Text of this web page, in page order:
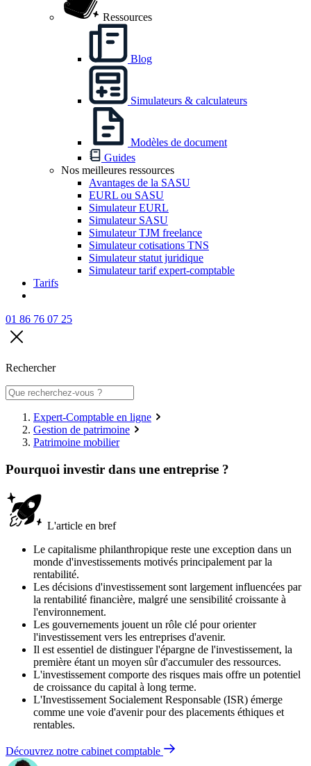
Ressources
Blog
Simulateurs & calculateurs
Modèles de document
Guides
Nos meilleures ressources
Avantages de la SASU
EURL ou SASU
Simulateur EURL
Simulateur SASU
Simulateur TJM freelance
Simulateur cotisations TNS
Simulateur statut juridique
Simulateur tarif expert-comptable
Tarifs
01 86 76 07 25
Rechercher
Expert-Comptable en ligne
Gestion de patrimoine
Patrimoine mobilier
Pourquoi investir dans une entreprise ?
L'article en bref
Le capitalisme philanthropique reste une exception dans un
monde d'investissements motivés principalement par la
rentabilité.
Les décisions d'investissement sont largement influencées par
la rentabilité financière, malgré une sensibilité croissante à
l'environnement.
Les gouvernements jouent un rôle clé pour orienter
l'investissement vers les entreprises d'avenir.
Il est essentiel de distinguer l'épargne de l'investissement, la
première étant un moyen sûr d'accumuler des ressources.
L'investissement comporte des risques mais offre un potentiel
de croissance du capital à long terme.
L'Investissement Socialement Responsable (ISR) émerge
comme une voie d'avenir pour des placements éthiques et
rentables.
Découvrez notre cabinet comptable